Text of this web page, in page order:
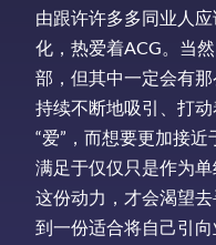
由跟许许多多同业人
化，热爱着ACG。当
部，但其中一定会有
持续不断地吸引、打
“爱”，而想要更加接
满足于仅仅只是作为
这份动力，才会渴望
到一份适合将自己引